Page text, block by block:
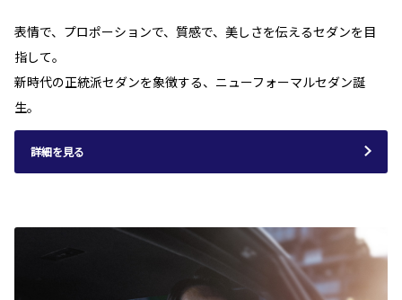
表情で、プロポーションで、質感で、美しさを伝えるセダンを目
指して。
新時代の正統派セダンを象徴する、ニューフォーマルセダン誕
生。
詳細を見る